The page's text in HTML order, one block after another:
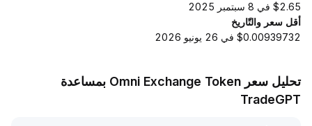
$2.65 في 8 سبتمبر 2025
أقل سعر والتّاريخ
$0.00939732 في 26 يونيو 2026
تحليل سعر Omni Exchange Token بمساعدة
TradeGPT